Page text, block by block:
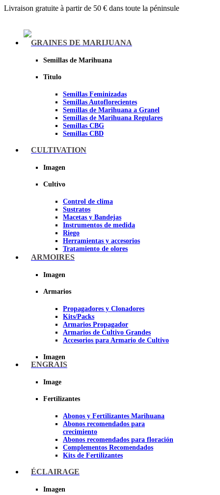
Livraison gratuite à partir de 50 € dans toute la péninsule
GRAINES DE MARIJUANA
Semillas de Marihuana
Titulo
Semillas Feminizadas
Semillas Autoflorecientes
Semillas de Marihuana a Granel
Semillas de Marihuana Regulares
Semillas CBG
Semillas CBD
Sheer seeds
CULTIVATION
Imagen
Cultivo
Control de clima
Sustratos
Macetas y Bandejas
Instrumentos de medida
Riego
Herramientas y accesorios
Tratamiento de olores
Insecticidas y fungicidas
Papel Reflectante para Cultivo de
ARMOIRES
Imagen
Armarios
Propagadores y Clonadores
Kits/Packs
Armarios Propagador
Armarios de Cultivo Grandes
Accesorios para Armario de Cultivo
Imagen
ENGRAIS
Image
Fertilizantes
Abonos y Fertilizantes Marihuana
Abonos recomendados para
crecimiento
Abonos recomendados para floración
Complementos Recomendados
Kits de Fertilizantes
Imagen
ÉCLAIRAGE
Imagen